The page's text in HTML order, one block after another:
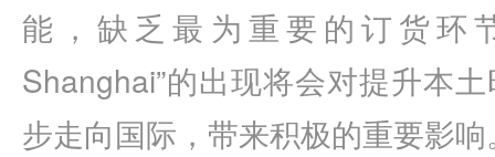
能，缺乏最为重要的订货环
Shanghai”的出现将会对提升本
步走向国际，带来积极的重要影响